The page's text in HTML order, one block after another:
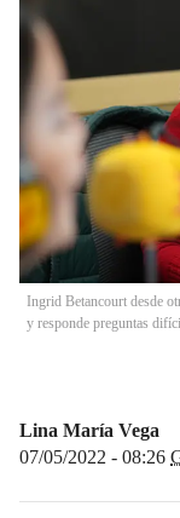
Ingrid Betancourt desde
y responde preguntas
Lina María Vega
07/05/2022 - 08:26